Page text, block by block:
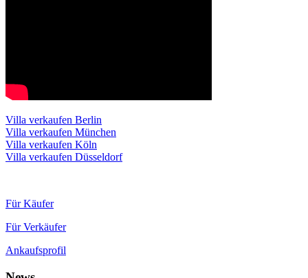
Villa verkaufen Berlin
Villa verkaufen München
Villa verkaufen Köln
Villa verkaufen Düsseldorf
Für Käufer
Für Verkäufer
Ankaufsprofil